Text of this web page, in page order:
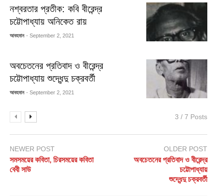
নশ্বরতার প্রতীক: কবি বীরেন্দ্র
চট্টোপাধ্যায় অনিকেত রায়
আবহমান - September 2, 2021
অবচেতনের প্রতিবাদ ও বীরেন্দ্র
চট্টোপাধ্যায় শুদ্ধেন্দু চক্রবর্তী
আবহমান - September 2, 2021
3 / 7 Posts
NEWER POST
সমসময়ের কবিতা, চিরসময়ের কবিতা
বেবী সাউ
OLDER POST
অবচেতনের প্রতিবাদ ও বীরেন্দ্র
চট্টোপাধ্যায়
শুদ্ধেন্দু চক্রবর্তী